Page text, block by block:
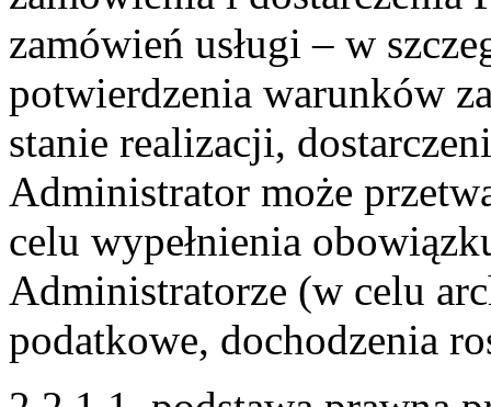
zamówień usługi – w
potwierdzenia warunków
stanie realizacji,
Administrator może
celu wypełnienia
Administratorze (w celu
podatkowe, dochodzenia